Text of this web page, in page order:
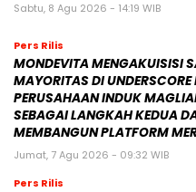
Sabtu, 8 Agu 2026 - 14:19 WIB
Pers Rilis
MONDEVITA MENGAKUISISI
MAYORITAS DI UNDERSCORE
PERUSAHAAN INDUK
SEBAGAI LANGKAH KEDUA
MEMBANGUN PLATFORM
Jumat, 7 Agu 2026 - 09:32 WIB
Pers Rilis